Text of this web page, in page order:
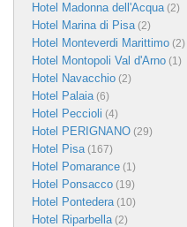
Hotel Madonna dell'Acqua(2)
Hotel Marina di Pisa(2)
Hotel Monteverdi Marittimo (2)
Hotel Montopoli Val d'Arno (1)
Hotel Navacchio (2)
Hotel Palaia(6)
Hotel Peccioli (4)
Hotel PERIGNANO (29)
Hotel Pisa(167)
Hotel Pomarance (1)
Hotel Ponsacco (19)
Hotel Pontedera(10)
Hotel Riparbella(2)